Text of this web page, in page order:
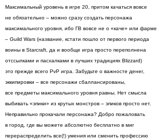
Максимальный уровень в игре 20, притом качаться вовсе
не обязательно – можно сразу создать персонажа
максимального уровня, ибо ГВ вовсе не о «каче» или фарме
– Guild Wars (название, кстати пошло от первого периода
воины в Starcraft, да и вообще игра просто переполнена
отссылками и пасхалками в лучших традициях Blizzard)
это прежде всего PvP игра. Забудьте о важносте денег,
эккипировки – все персонажи сбаллансированы,
все предметы максимального уровня равны. Нет смысла
выбивать «эпики» из крутых монстров – эпиков просто нет.
Неправильно прокачали персонажа? Добро пожаловать
в город, где вы можете абсолютно бесплатно в миг
перераспределить все(!) умения или сменить профессию